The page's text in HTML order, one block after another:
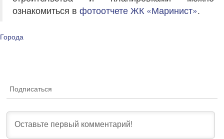
ознакомиться в фотоотчете ЖК «Маринист».
Города
Подписаться